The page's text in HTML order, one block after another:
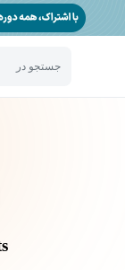
جستجو در